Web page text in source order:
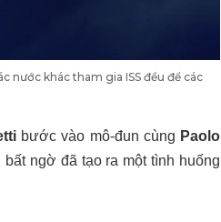
nước khác tham gia ISS đều để các
bước vào mô-đun cùng Paolo
ngờ đã tạo ra một tình huống